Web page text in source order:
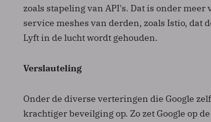
zoals stapeling van API's. Dat is onder
service meshes van derden, zoals Istio, dat
Lyft in de lucht wordt gehouden.
Verslauteling
Onder de diverse verteringen die Google
krachtiger beveilging op. Zo zet Google op